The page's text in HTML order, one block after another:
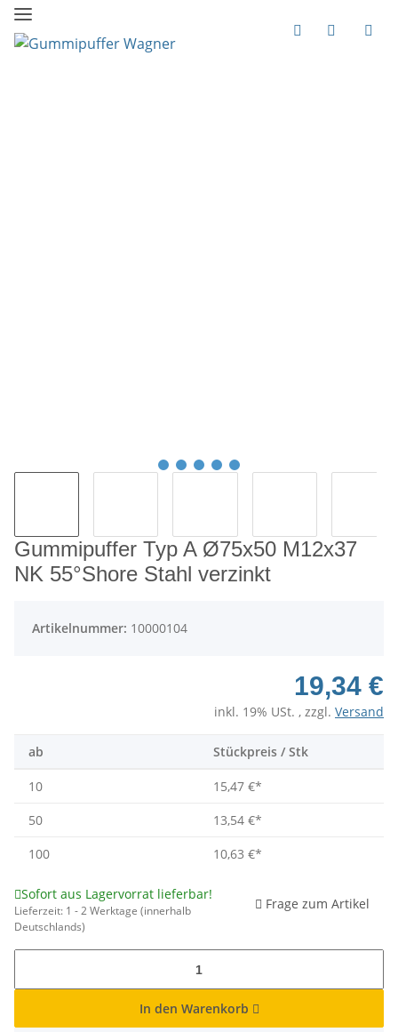
Gummipuffer Typ A Ø75x50 M12x37
NK 55°Shore Stahl verzinkt
Artikelnummer: 10000104
19,34 €
inkl. 19% USt. , zzgl. Versand
ab Stückpreis / Stk
10 15,47 €*
50
13,54 €*
100
10,63 €*
Sofort aus Lagervorrat lieferbar!
Lieferzeit: 1 - 2 Werktage (innerhalb
Deutschlands)
Frage zum Artikel
In den Warenkorb